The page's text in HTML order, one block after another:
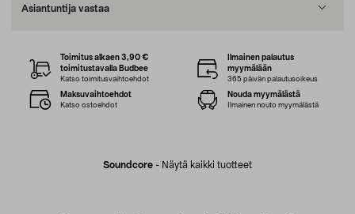
Asiantuntija vastaa
Soundcore - Näytä kaikki tuotteet
Toimitus alkaen 3,90 €
toimitustavalla Budbee
Katso toimitusvaihtoehdot
Ilmainen palautus
myymälään
365 päivän palautusoikeus
Maksuvaihtoehdot
Katso ostoehdot
Nouda myymälästä
Ilmainen nouto myymälästä